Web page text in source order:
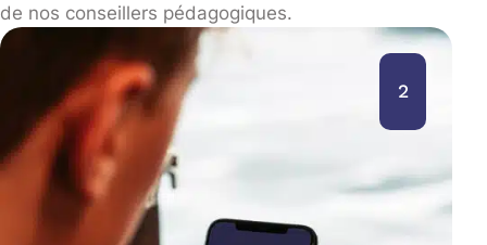
de nos conseillers pédagogiques.
2